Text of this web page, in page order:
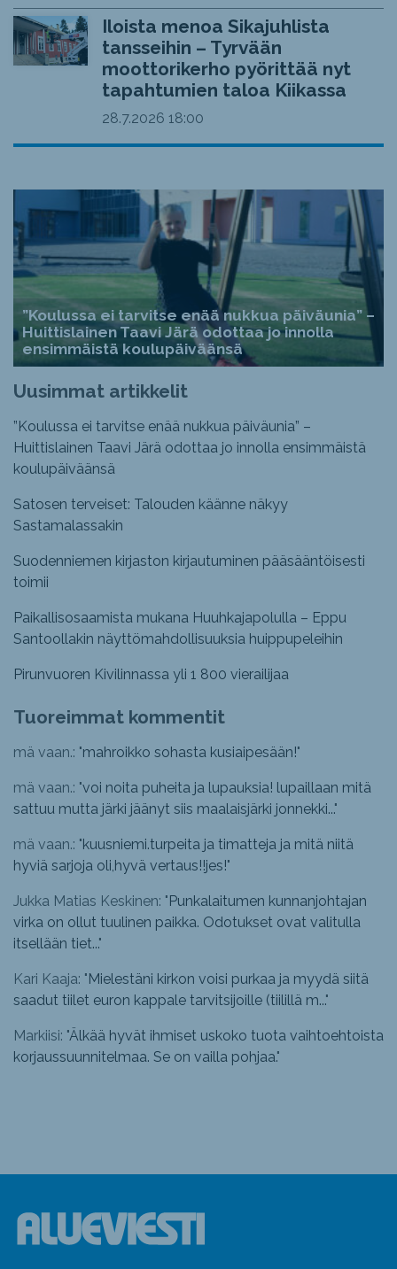
Iloista menoa Sikajuhlista
tansseihin – Tyrvään
moottorikerho pyörittää nyt
tapahtumien taloa Kiikassa
28.7.2026 18:00
”Koulussa ei tarvitse enää nukkua päiväunia” –
Huittislainen Taavi Järä odottaa jo innolla
ensimmäistä koulupäiväänsä
Uusimmat artikkelit
”Koulussa ei tarvitse enää nukkua päiväunia” –
Huittislainen Taavi Järä odottaa jo innolla ensimmäistä
koulupäiväänsä
Satosen terveiset: Talouden käänne näkyy
Sastamalassakin
Suodenniemen kirjaston kirjautuminen pääsääntöisesti
toimii
Paikallisosaamista mukana Huuhkajapolulla – Eppu
Santoollakin näyttömahdollisuuksia huippupeleihin
Pirunvuoren Kivilinnassa yli 1 800 vierailijaa
Tuoreimmat kommentit
mä vaan.: "mahroikko sohasta kusiaipesään!"
mä vaan.: "voi noita puheita ja lupauksia! lupaillaan mitä
sattuu mutta järki jäänyt siis maalaisjärki jonnekki..."
mä vaan.: "kuusniemi.turpeita ja timatteja ja mitä niitä
hyviä sarjoja oli,hyvä vertaus!!jes!"
Jukka Matias Keskinen: " Punkalaitumen kunnanjohtajan
virka on ollut tuulinen paikka. Odotukset ovat valitulla
itsellään tiet..."
Kari Kaaja: " Mielestäni kirkon voisi purkaa ja myydä siitä
saadut tiilet euron kappale tarvitsijoille (tiilillä m..."
Markiisi: "Älkää hyvät ihmiset uskoko tuota vaihtoehtoista
korjaussuunnitelmaa. Se on vailla pohjaa."